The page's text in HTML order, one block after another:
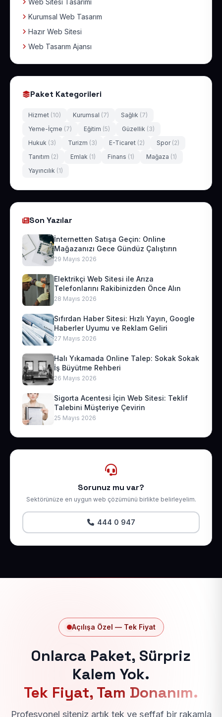
Web Sitesi Tasarımı
Kurumsal Web Tasarım
Hazır Web Sitesi
Web Tasarım Ajansı
Paket Kategorileri
Hizmet (10) Kurumsal (7) Sağlık (7)
Yeme-İçme (7) Eğitim (5) Güzellik (3)
Hukuk (3) Turizm (3) E-Ticaret (2) Spor (2)
Tanıtım (2) Emlak (1) Finans (1) Mağaza (1)
Yayıncılık (1)
Son Yazılar
İnternetten Satışa Geçin: Online
Mağazanızı Gece Gündüz Çalıştırın
29 Mayıs 2026
Elektrikçi Web Sitesi ile Arıza
Telefonlarını Rakibinizden Önce Alın
28 Mayıs 2026
Sıfırdan Haber Sitesi: Hızlı Yayın, Google
Haberler Uyumu ve Reklam Geliri
27 Mayıs 2026
Halı Yıkamada Online Talep: Sokak Sokak
İş Büyütme Rehberi
26 Mayıs 2026
Sigorta Acentesi İçin Web Sitesi: Teklif
Talebini Müşteriye Çevirin
25 Mayıs 2026
Sorunuz mu var?
Sektörünüze en uygun web çözümünü birlikte belirleyelim.
444 0 947
Açılışa Özel — Tek Fiyat
Onlarca Paket, Sürpriz
Kalem Yok.
Tek Fiyat, Tam Donanım.
Profesyonel siteniz artık tek ve şeffaf bir rakamla